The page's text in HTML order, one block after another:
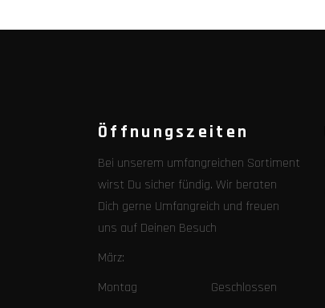
Öffnungszeiten
Bei unserem umfangreichen Sortiment
wirst Du sicher fündig. Wir beraten
Dich gerne Umfangreich und freuen
uns auf Deinen Besuch
März:
Montag Geschlossen